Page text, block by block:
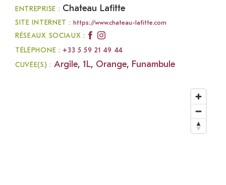
ENTREPRISE : Chateau Lafitte
SITE INTERNET :https://www.chateau-lafitte.com
RÉSEAUX SOCIAUX :
TÉLÉPHONE :+33 5 59 21 49 44
CUVÉE(S) : Argile, 1L, Orange, Funambule